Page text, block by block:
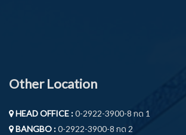
Other Location
HEAD OFFICE :0-2922-3900-8 กด 1
BANGBO :0-2922-3900-8 กด 2